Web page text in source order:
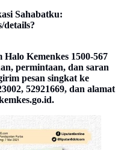
Sahabatku:
details?
Kemenkes 1500-567
permintaan, dan saran
pesan singkat ke
52921669, dan alamat